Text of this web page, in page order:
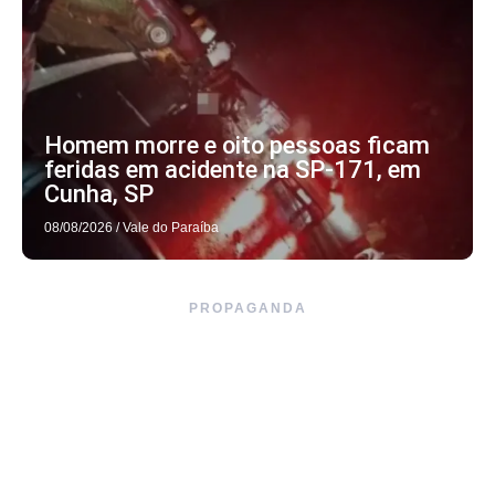
Homem morre e oito pessoas ficam
feridas em acidente na SP-171, em
Cunha, SP
08/08/2026 / Vale do Paraíba
PROPAGANDA